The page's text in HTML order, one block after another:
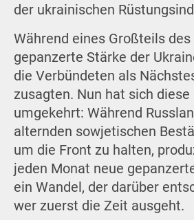
der ukrainischen
Während eines Großteils
gepanzerte Stärke der
die Verbündeten als
zusagten. Nun hat sich diese
umgekehrt: Während
alternden sowjetischen
um die Front zu halten,
jeden Monat neue
ein Wandel, der darüber
wer zuerst die Zeit ausgeht.